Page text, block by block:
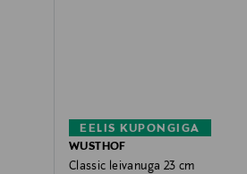
EELIS KUPONGIGA
WUSTHOF
Classic leivanuga 23 cm